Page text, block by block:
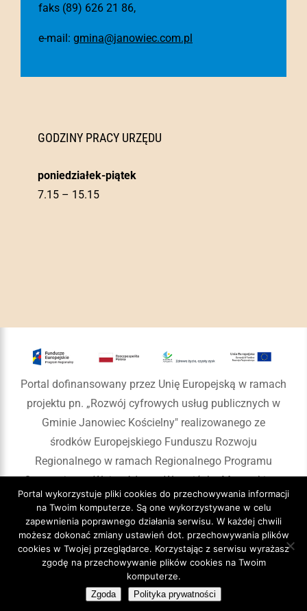
faks (89) 626 21 86,
e-mail: gmina@janowiec.com.pl
GODZINY PRACY URZĘDU
poniedziałek-piątek
7.15 – 15.15
Portal dofinansowany przez Unię Europejską w ramach
projektu pn. „Rozwój cyfrowych usług publicznych w
Gminie Janowiec Kościelny" realizowanego ze
środków Europejskiego Funduszu Rozwoju
Regionalnego w ramach Regionalnego Programu
Operacyjnego Województwa Warmińsko-Mazurskiego
na lata 2014-2020
Copyright 2020 Gmina Janowiec Kościelny
Portal wykorzystuje pliki cookies do przechowywania informacji
na Twoim komputerze. Są one wykorzystywane w celu
zapewnienia poprawnego działania serwisu. W każdej chwili
możesz dokonać zmiany ustawień dot. przechowywania plików
cookies w Twojej przeglądarce. Korzystając z serwisu wyrażasz
zgodę na przechowywanie plików cookies na Twoim
komputerze.
Zgoda Polityka prywatności